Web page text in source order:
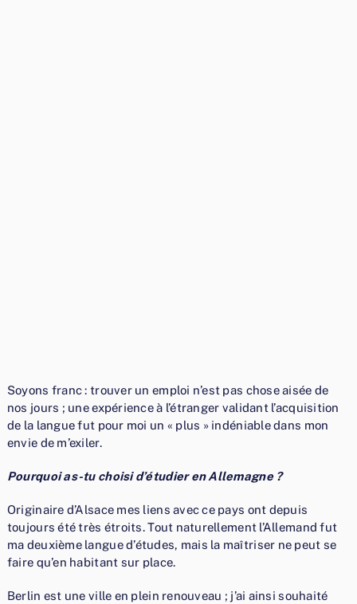
Soyons franc : trouver un emploi n’est pas chose aisée de
nos jours ; une expérience à l’étranger validant l’acquisition
de la langue fut pour moi un « plus » indéniable dans mon
envie de m’exiler.
Pourquoi as-tu choisi d’étudier en Allemagne ?
Originaire d’Alsace mes liens avec ce pays ont depuis
toujours été très étroits. Tout naturellement l’Allemand fut
ma deuxième langue d’études, mais la maîtriser ne peut se
faire qu’en habitant sur place.
Berlin est une ville en plein renouveau ; j’ai ainsi souhaité